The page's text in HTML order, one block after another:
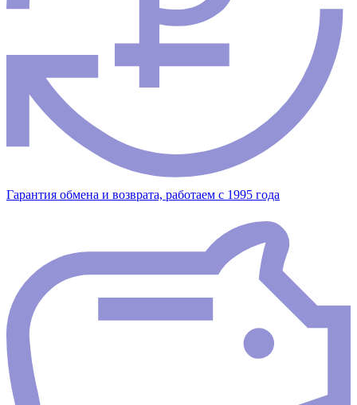
Гарантия обмена и возврата, работаем с 1995 года